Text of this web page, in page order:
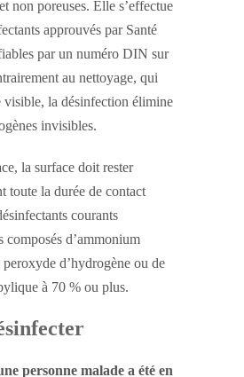
non poreuses. Elle s’effectue
approuvés par Santé
par un numéro DIN sur
au nettoyage, qui
visible, la désinfection élimine
invisibles.
la surface doit rester
toute la durée de contact
courants
composés d’ammonium
d’hydrogène ou de
à 70 % ou plus.
personne malade a été en